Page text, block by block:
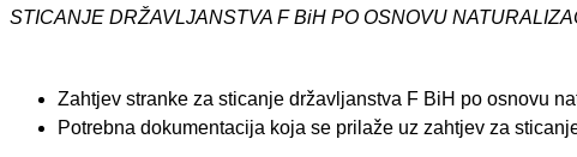
STICANJE DRŽAVLJANSTVA F BiH PO OSNOVU
Zahtjev stranke za sticanje državljanstva F BiH po osnovu
Potrebna dokumentacija koja se prilaže uz zahtjev za